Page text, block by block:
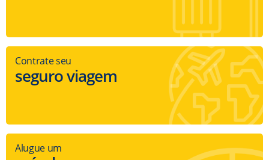
Contrate seu
seguro viagem
Alugue um